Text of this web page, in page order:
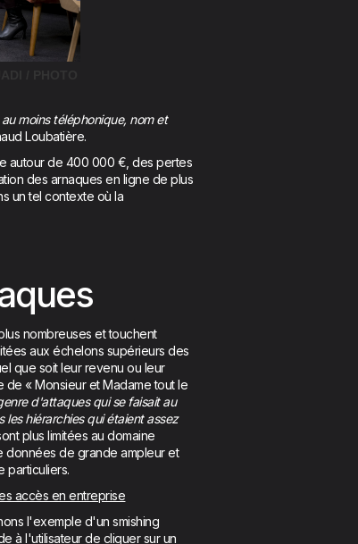
moins téléphonique, nom et
Loubatière.
autour de 400 000 €, des pertes
des arnaques en ligne de plus
un tel contexte où la
nombreuses et touchent
aux échelons supérieurs des
que soit leur revenu ou leur
« Monsieur et Madame tout le
d'attaques qui se faisait au
hiérarchies qui étaient assez
plus limitées au domaine
données de grande ampleur et
particuliers.
accès en entreprise
l'exemple d'un smishing
à l'utilisateur de cliquer sur un